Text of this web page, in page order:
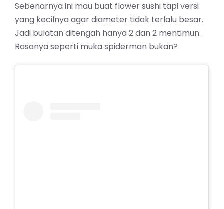
Sebenarnya ini mau buat flower sushi tapi versi
yang kecilnya agar diameter tidak terlalu besar.
Jadi bulatan ditengah hanya 2 dan 2 mentimun.
Rasanya seperti muka spiderman bukan?